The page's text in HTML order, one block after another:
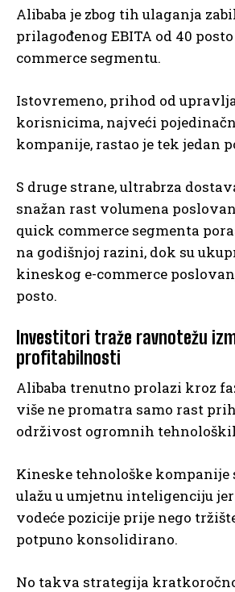
Alibaba je zbog tih ulaganja
prilagođenog EBITA od 40
commerce segmentu.
Istovremeno, prihod od
korisnicima, najveći
kompanije, rastao je tek jedan
S druge strane, ultrabrza
snažan rast volumena
quick commerce segmenta
na godišnjoj razini, dok su
kineskog e-commerce
posto.
Investitori traže ravnotežu
profitabilnosti
Alibaba trenutno prolazi kroz
više ne promatra samo rast
održivost ogromnih
Kineske tehnološke
ulažu u umjetnu inteligenciju
vodeće pozicije prije nego
potpuno konsolidirano.
No takva strategija